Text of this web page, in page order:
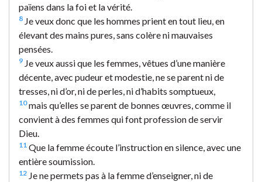
païens dans la foi et la vérité.
8 Je veux donc que les hommes prient en tout lieu, en
élevant des mains pures, sans colère ni mauvaises
pensées.
9 Je veux aussi que les femmes, vêtues d’une manière
décente, avec pudeur et modestie, ne se parent ni de
tresses, ni d’or, ni de perles, ni d’habits somptueux,
10mais qu’elles se parent de bonnes œuvres, comme il
convient à des femmes qui font profession de servir
Dieu.
11 Que la femme écoute l’instruction en silence, avec une
entière soumission.
12 Je ne permets pas à la femme d’enseigner, ni de